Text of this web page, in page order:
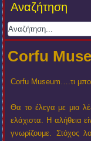
Αναζήτηση
Corfu
Corfu Museum….τι
Θα το έλεγα με μια
ελάχιστα. Η αλήθεια
γνωρίζουμε. Στόχος